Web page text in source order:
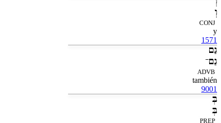
וְ
CONJ
y
1571
גַּם
גַם־
ADVB
también
9001
בְּ
בְּ
PREP